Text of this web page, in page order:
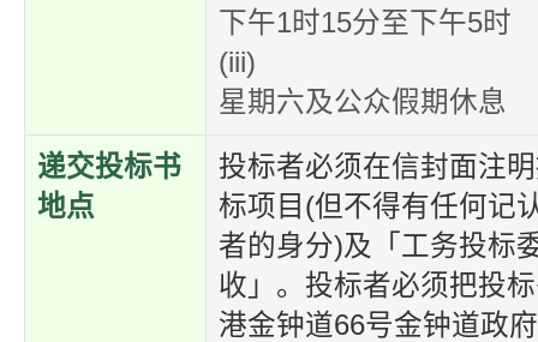
下午1时15分至下午5时
(iii)
星期六及公众假期休息
递交投标书
地点
投标者必须在信封面注
标项目(但不得有任何记
者的身分)及「工务投标
收」。投标者必须把投
港金钟道66号金钟道政